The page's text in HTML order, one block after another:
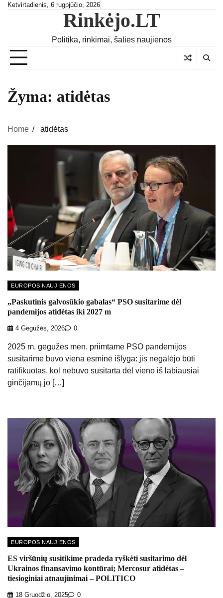
SkipKetvirtadienis, 6 rugpjūčio, 2026
Rinkėjo.LT
Politika, rinkimai, šalies naujienos
Žyma: atidėtas
Home atidėtas
EUROPOS NAUJIENOS
„Paskutinis galvosūkio gabalas“ PSO susitarime dėl
pandemijos atidėtas iki 2027 m
4 Gegužės, 2026 0
2025 m. gegužės mėn. priimtame PSO pandemijos
susitarime buvo viena esminė išlyga: jis negalėjo būti
ratifikuotas, kol nebuvo susitarta dėl vieno iš labiausiai
ginčijamų jo […]
EUROPOS NAUJIENOS
ES viršūnių susitikime pradeda ryškėti susitarimo dėl
Ukrainos finansavimo kontūrai; Mercosur atidėtas –
tiesioginiai atnaujinimai – POLITICO
18 Gruodžio, 2025 0